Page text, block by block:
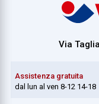
Via
Assistenza gratuita
dal lun al ven 8-12 14-18